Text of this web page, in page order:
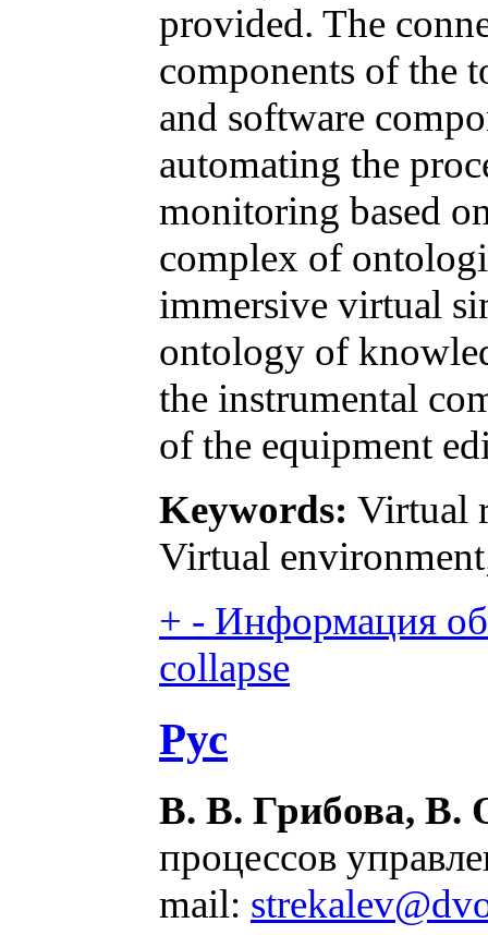
provided. The
components of the
and software
automating the
monitoring based
complex of
immersive virtual
ontology of
the instrumental
of the equipment
Keywords: Virtual
Virtual
+ - Информация
collapse
Рус
В. В. Грибова, В.
процессов
mail: